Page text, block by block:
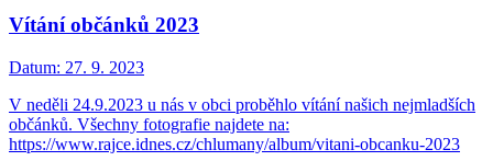
Vítání občánků 2023
Datum: 27. 9. 2023
V neděli 24.9.2023 u nás v obci proběhlo vítání našich nejmladších
občánků. Všechny fotografie najdete na:
https://www.rajce.idnes.cz/chlumany/album/vitani-obcanku-2023